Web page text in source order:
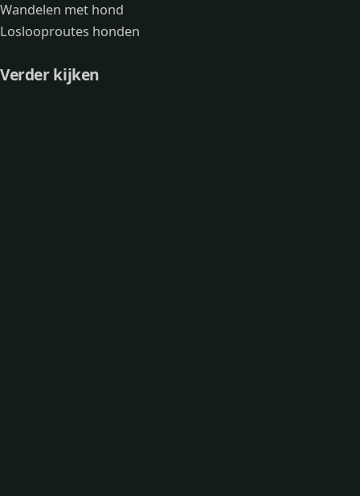
Wandelen met hond
Loslooproutes honden
Verder kijken